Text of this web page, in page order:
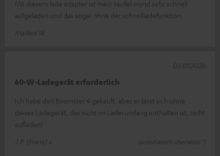
Mit diesem lade adapter ist mein teufel mynd sehr schnell
aufgeladen und das sogar ohne der schnellladefunktion.
Markus W.
60-W-Ladegerät erforderlich
Ich habe den Boomster 4 gekauft, aber er lässt sich ohne
dieses Ladegerät, das nicht im Lieferumfang enthalten ist, nicht
aufladen!
J.P. (Hans) v.
(automatisch übersetzt *)
03.07.2026